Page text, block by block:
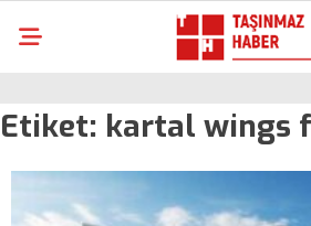
Etiket: kartal wings